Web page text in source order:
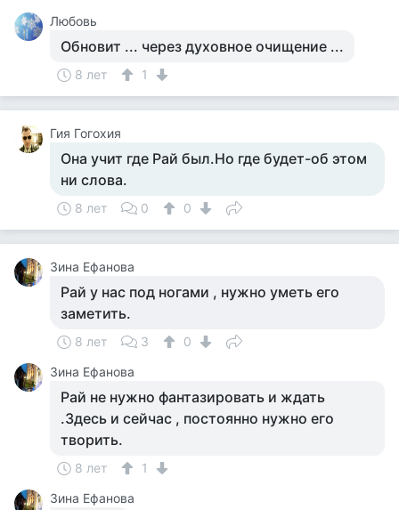
Любовь
Обновит ... через духовное очищение ...
8 лет 1
Гия Гогохия
Она учит где Рай был.Но где будет-об этом
ни слова.
8 лет 0 0
Зина Ефанова
Рай у нас под ногами , нужно уметь его
заметить.
8 лет 3
0
Зина Ефанова
Рай не нужно фантазировать и ждать
.Здесь и сейчас , постоянно нужно его
творить.
8 лет
1
Зина Ефанова